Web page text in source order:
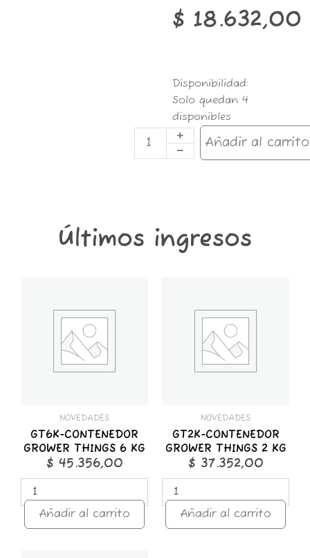
$ 18.632,00
Disponibilidad:
Solo quedan 4
disponibles
BANDEJA
MEDIUM
27.5X34CM
cantidad
Añadir al carrito
Últimos ingresos
NOVEDADES
GT6K-CONTENEDOR
GROWER THINGS 6 KG
$ 45.356,00
GROWER
cantidad
Añadir al carrito
NOVEDADES
GT2K-CONTENEDOR
GROWER THINGS 2 KG
$ 37.352,00
GROWER
cantidad
Añadir al carrito